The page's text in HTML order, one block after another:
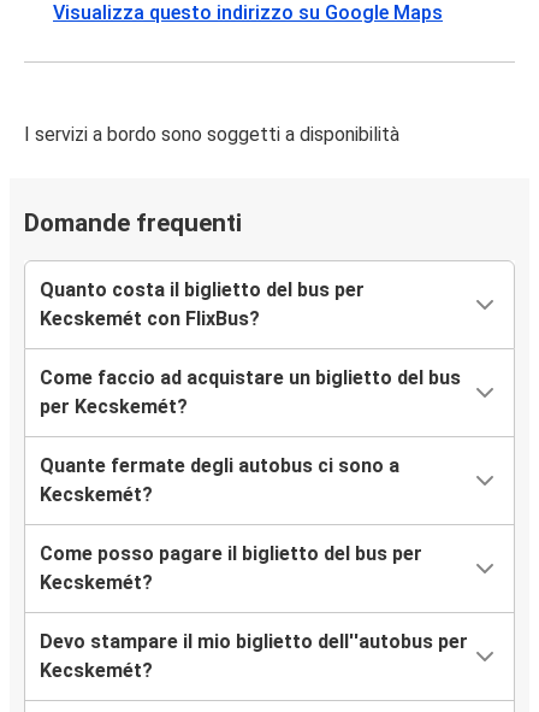
Visualizza questo indirizzo su Google Maps
I servizi a bordo sono soggetti a disponibilità
Domande frequenti
Quanto costa il biglietto del bus per
Kecskemét con FlixBus?
Come faccio ad acquistare un biglietto del bus
per Kecskemét?
Quante fermate degli autobus ci sono a
Kecskemét?
Come posso pagare il biglietto del bus per
Kecskemét?
Devo stampare il mio biglietto dell''autobus per
Kecskemét?